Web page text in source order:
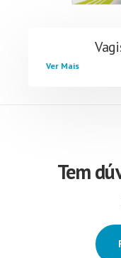
Ver Mais
Tem